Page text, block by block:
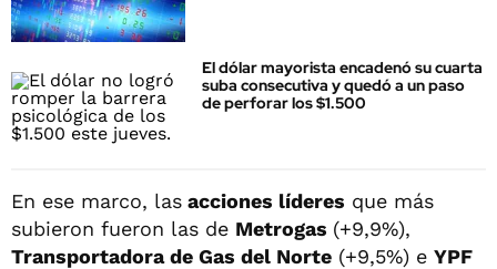
El dólar mayorista encadenó su cuarta
suba consecutiva y quedó a un paso
de perforar los $1.500
En ese marco, las acciones líderes que más
subieron fueron las de Metrogas (+9,9%),
Transportadora de Gas del Norte (+9,5%) e YPF